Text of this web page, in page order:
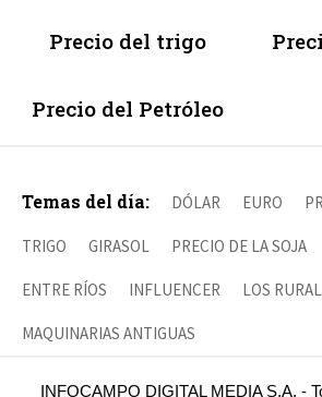
Precio del trigo
Precio del Petróleo
Temas del día: DÓLAR EURO
TRIGO GIRASOL PRECIO DE LA SOJA
ENTRE RÍOS INFLUENCER LOS
MAQUINARIAS ANTIGUAS
INFOCAMPO DIGITAL MEDIA S.A. -